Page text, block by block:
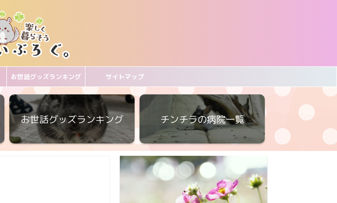
お世話グッズランキング サイトマップ
お世話グッズランキング チンチラの病院一覧